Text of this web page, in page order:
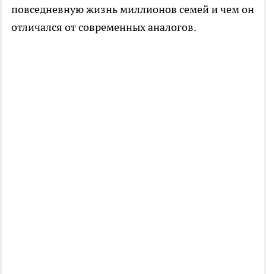
повседневную жизнь миллионов семей и чем он
отличался от современных аналогов.